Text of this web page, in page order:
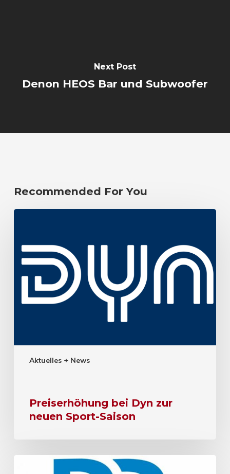
Next Post
Denon HEOS Bar und Subwoofer
Recommended For You
Aktuelles + News
Preiserhöhung bei Dyn zur
neuen Sport-Saison